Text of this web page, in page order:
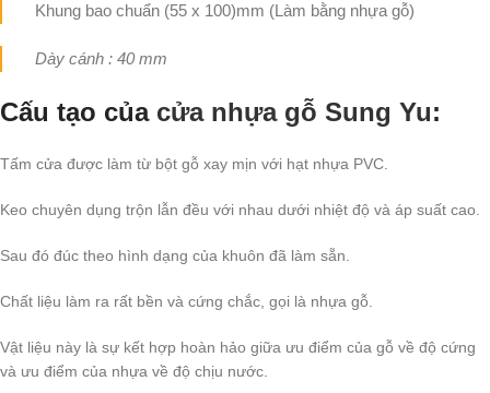
Khung bao chuẩn (55 x 100)mm (Làm bằng nhựa gỗ)
Dày cánh : 40 mm
Cấu tạo của cửa nhựa gỗ Sung Yu:
Tấm cửa được làm từ bột gỗ xay mịn với hạt nhựa PVC.
Keo chuyên dụng trộn lẫn đều với nhau dưới nhiệt độ và áp suất cao.
Sau đó đúc theo hình dạng của khuôn đã làm sẵn.
Chất liệu làm ra rất bền và cứng chắc, gọi là nhựa gỗ.
Vật liệu này là sự kết hợp hoàn hảo giữa ưu điểm của gỗ về độ cứng
và ưu điểm của nhựa về độ chịu nước.